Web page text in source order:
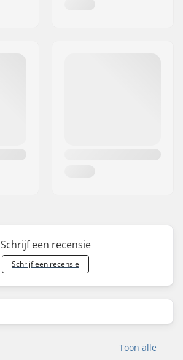
Schrijf een recensie
Schrijf een recensie
Toon alle